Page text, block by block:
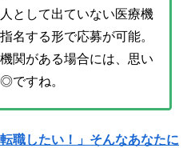
として出ていない医療機
名する形で応募が可能。
関がある場合には、思い
ですね。
職したい！」そんなあなたに